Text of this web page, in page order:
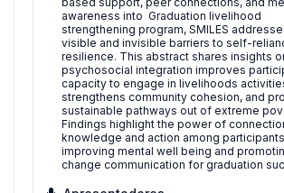
awareness into Graduation livelihood
strengthening program, SMILES
visible and invisible barriers to self-
resilience. This abstract shares insights
psychosocial integration improves
capacity to engage in livelihoods
strengthens community cohesion, and
sustainable pathways out of extreme
Findings highlight the power of
knowledge and action among
improving mental well being and
change communication for graduation